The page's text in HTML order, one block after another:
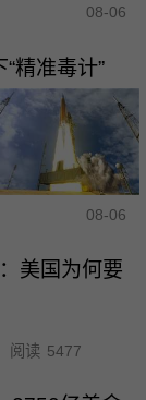
08-06
精准毒计”
08-06
美国为何要
阅读 5477